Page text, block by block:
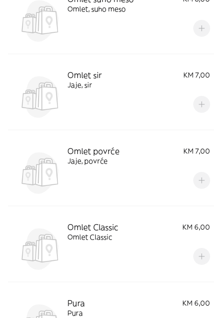
Omlet, suho meso
Omlet sir
KM 7,00
Jaje, sir
Omlet povrće
KM 7,00
Jaje, povrće
Omlet Classic
KM 6,00
Omlet Classic
Pura
KM 6,00
Pura